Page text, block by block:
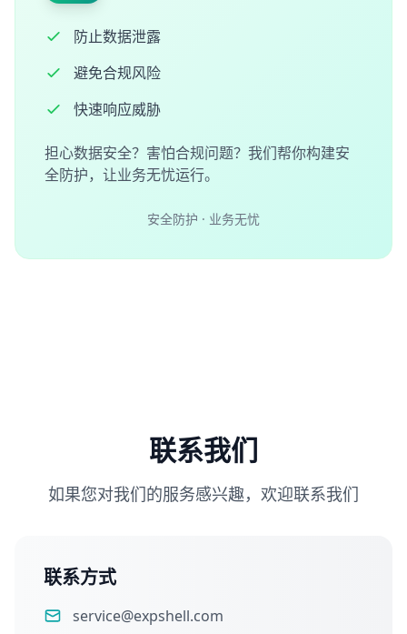
防止数据泄露
避免合规风险
快速响应威胁
担心数据安全？害怕合规问题？我们帮你构建安
全防护，让业务无忧运行。
安全防护 · 业务无忧
联系我们
如果您对我们的服务感兴趣，欢迎联系我们
联系方式
service@expshell.com